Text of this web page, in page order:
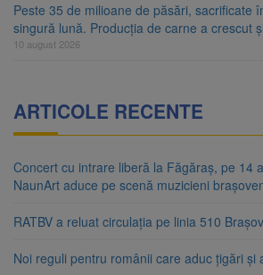
Peste 35 de milioane de păsări, sacrificate
singură lună. Producția de carne a crescut
10 august 2026
ARTICOLE RECENTE
Concert cu intrare liberă la Făgăraș, pe 14
NaunArt aduce pe scenă muzicieni
RATBV a reluat circulația pe linia 510
Noi reguli pentru românii care aduc țigări și